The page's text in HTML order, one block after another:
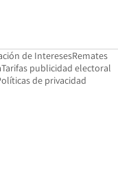
new window
de InteresesOpens in
Remates
Opens in new window
Tarifas publicidad electoral
de privacidad